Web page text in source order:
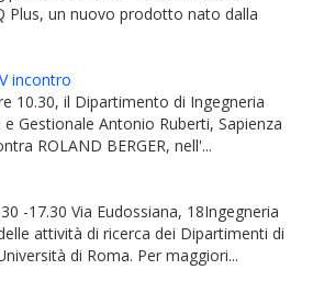
Plus, un nuovo prodotto nato dalla
incontro
10.30, il Dipartimento di Ingegneria
Gestionale Antonio Ruberti, Sapienza
ROLAND BERGER, nell'...
-17.30 Via Eudossiana, 18Ingegneria
attività di ricerca dei Dipartimenti di
di Roma. Per maggiori...